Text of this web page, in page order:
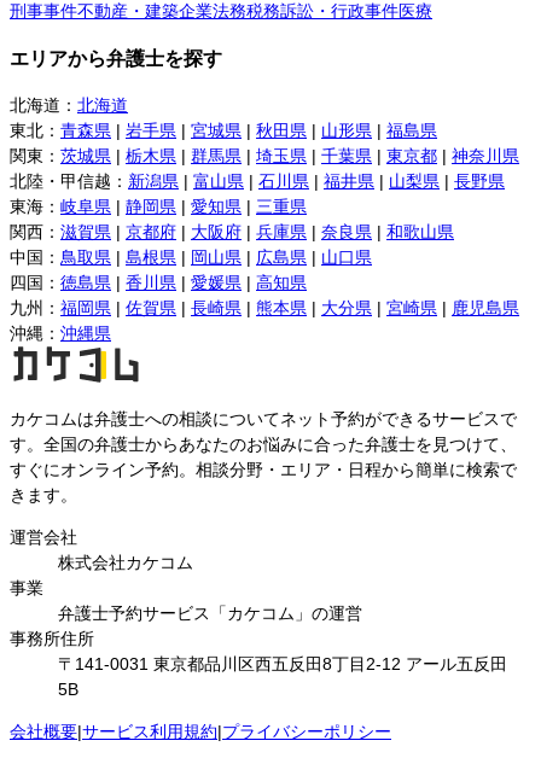
刑事事件不動産・建築企業法務税務訴訟・行政事件医療
エリアから弁護士を探す
北海道 ： 北海道
東北 ： 青森県 | 岩手県 | 宮城県 | 秋田県 | 山形県 | 福島県
関東 ： 茨城県 | 栃木県 | 群馬県 | 埼玉県 | 千葉県 | 東京都 | 神奈川県
北陸・甲信越 ： 新潟県 | 富山県 | 石川県 | 福井県 | 山梨県 | 長野県
東海 ： 岐阜県 | 静岡県 | 愛知県 | 三重県
関西 ： 滋賀県 | 京都府 | 大阪府 | 兵庫県 | 奈良県 | 和歌山県
中国 ： 鳥取県 | 島根県 | 岡山県 | 広島県 | 山口県
四国 ： 徳島県 | 香川県 | 愛媛県 | 高知県
九州 ： 福岡県 | 佐賀県 | 長崎県 | 熊本県 | 大分県 | 宮崎県 | 鹿児島県
沖縄 ： 沖縄県
カケコムは弁護士への相談についてネット予約ができるサービスで
す。全国の弁護士からあなたのお悩みに合った弁護士を見つけて、
すぐにオンライン予約。相談分野・エリア・日程から簡単に検索で
きます。
運営会社
株式会社カケコム
事業
弁護士予約サービス「カケコム」の運営
事務所住所
〒141-0031 東京都品川区西五反田8丁目2-12 アール五反田
5B
会社概要|サービス利用規約|プライバシーポリシー